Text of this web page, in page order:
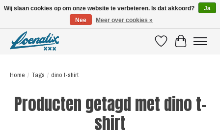
VerlanglijstWinkelwagen
Home / Tags / dino t-shirt
Producten getagd met dino t-
shirt
Wij slaan cookies op om onze website te verbeteren. Is dat akkoord?
Ja
Nee
Meer over cookies »